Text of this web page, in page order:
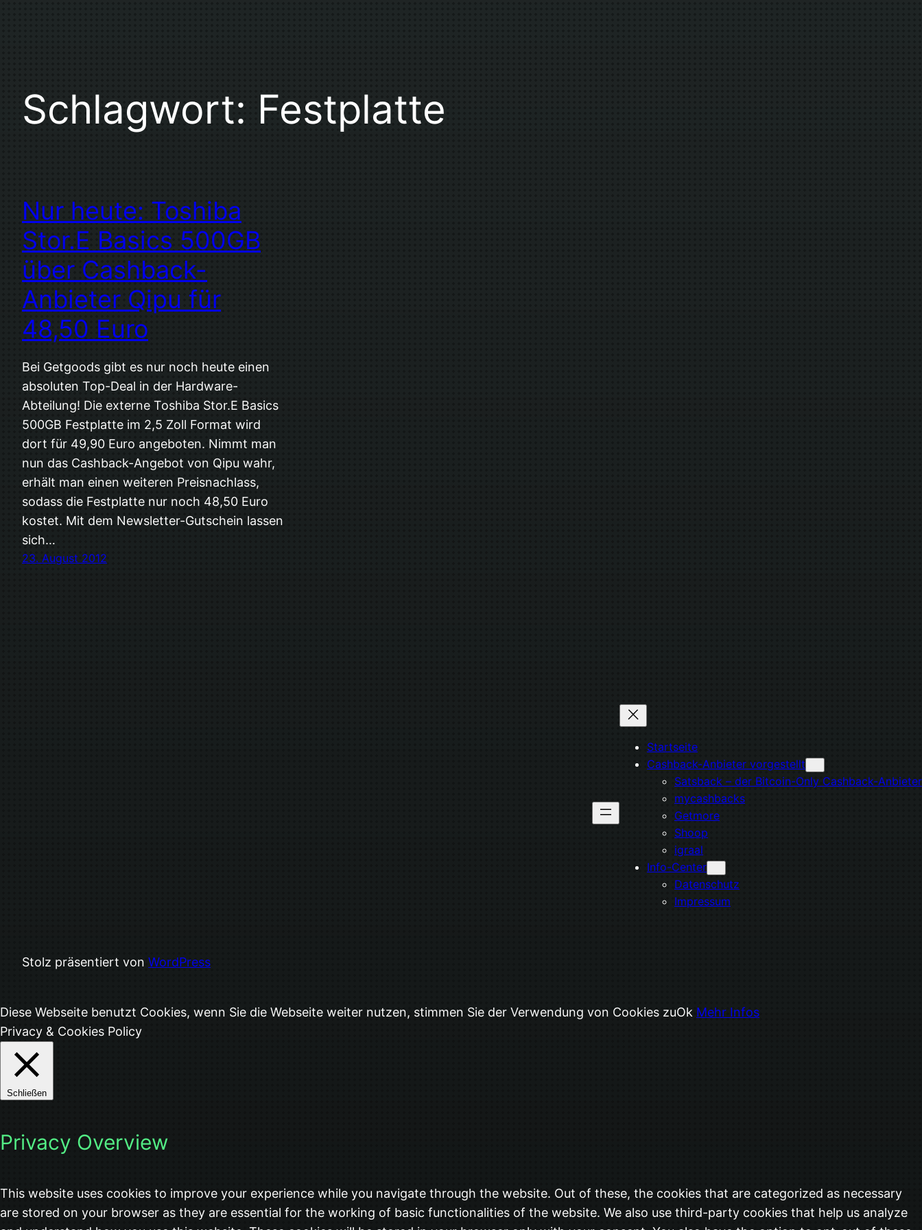
Schlagwort: Festplatte
Nur heute: Toshiba
Stor.E Basics 500GB
über Cashback-
Anbieter Qipu für
48,50 Euro
Bei Getgoods gibt es nur noch heute einen
absoluten Top-Deal in der Hardware-
Abteilung! Die externe Toshiba Stor.E Basics
500GB Festplatte im 2,5 Zoll Format wird
dort für 49,90 Euro angeboten. Nimmt man
nun das Cashback-Angebot von Qipu wahr,
erhält man einen weiteren Preisnachlass,
sodass die Festplatte nur noch 48,50 Euro
kostet. Mit dem Newsletter-Gutschein lassen
sich…
23. August 2012
Startseite
Cashback-Anbieter vorgestellt
Satsback – der Bitcoin-Only Cashback-Anbieter
mycashbacks
Getmore
Shoop
igraal
Info-Center
Datenschutz
Impressum
Stolz präsentiert von WordPress
Diese Webseite benutzt Cookies, wenn Sie die Webseite weiter nutzen, stimmen Sie der Verwendung von Cookies zuOk Mehr Infos
Privacy & Cookies Policy
Schließen
Privacy Overview
This website uses cookies to improve your experience while you navigate through the website. Out of these, the cookies that are categorized as necessary
are stored on your browser as they are essential for the working of basic functionalities of the website. We also use third-party cookies that help us analyze